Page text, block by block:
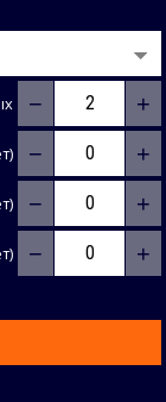
− +
− +
− +
− +